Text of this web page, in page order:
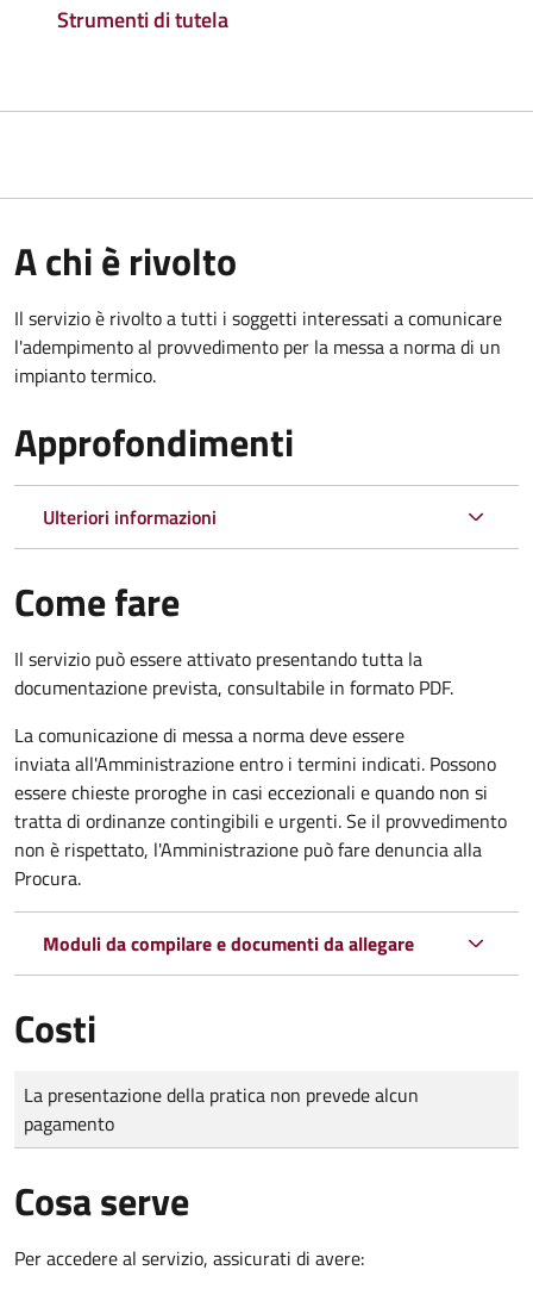
Strumenti di tutela
A chi è rivolto
Il servizio è rivolto a tutti i soggetti interessati a comunicare
l'adempimento al provvedimento per la messa a norma di un
impianto termico.
Approfondimenti
Ulteriori informazioni
Come fare
Il servizio può essere attivato presentando tutta la
documentazione prevista, consultabile in formato PDF.
La comunicazione di messa a norma deve essere
inviata all'Amministrazione entro i termini indicati. Possono
essere chieste proroghe in casi eccezionali e quando non si
tratta di ordinanze contingibili e urgenti. Se il provvedimento
non è rispettato, l'Amministrazione può fare denuncia alla
Procura.
Moduli da compilare e documenti da allegare
Costi
Tipo di pagamento
Importo
La presentazione della pratica non prevede alcun
pagamento
Cosa serve
Per accedere al servizio, assicurati di avere: